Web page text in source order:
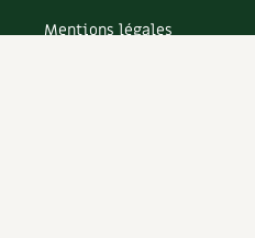
Mentions légales